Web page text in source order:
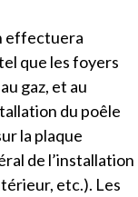
effectuera
que les foyers
gaz, et au
du poêle
la plaque
de l’installation
etc.). Les